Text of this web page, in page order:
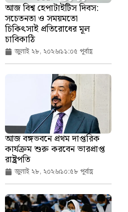
আজ বিশ্ব হেপাটাইটিস দিবস:
সচেতনতা ও সময়মতো
চিকিৎসাই প্রতিরোধের মূল
চাবিকাঠি
জুলাই ২৮, ২০২৬১১:০৫ পূর্বাহ্ণ
আজ বঙ্গভবনে প্রথম দাপ্তরিক
কার্যক্রম শুরু করবেন ভারপ্রাপ্ত
রাষ্ট্রপতি
জুলাই ২৮, ২০২৬১০:৫৮ পূর্বাহ্ণ